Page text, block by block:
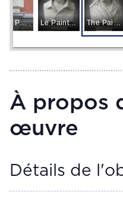
The Painter Hans Memling Le Painter Hans Holbein The Painter Rembrandt
À propos
œuvre
Détails de